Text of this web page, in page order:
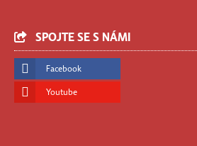
SPOJTE SE S NÁMI
Facebook
Youtube